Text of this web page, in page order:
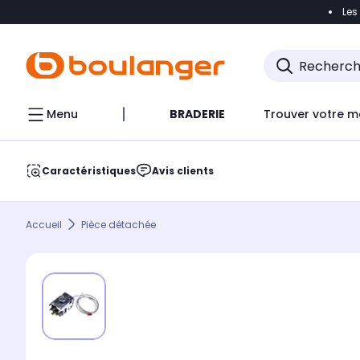
Accéder
Menu BRADERIE Trouver votre
Caractéristiques Avis clients
Accueil Pièce détachée